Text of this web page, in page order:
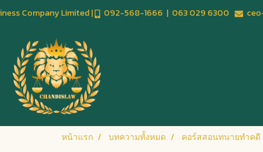
Company Limited | 092-568-1666 | 063 029 6300
หน้าแรก บทความทั้งหมด คอร์สสอนทนายทำคดี